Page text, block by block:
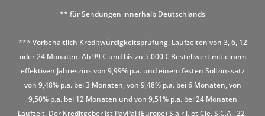
** für Sendungen innerhalb Deutschlands
*** Vorbehaltlich Kreditwürdigkeitsprüfung. Laufzeiten von 3, 6, 12
oder 24 Monaten. Ab 99 € und bis zu 5.000 € Bestellwert mit einem
effektiven Jahreszins von 9,99% p.a. und einem festen Sollzinssatz
von 9,48% p.a. bei 3 Monaten, von 9,48% p.a. bei 6 Monaten, von
9,50% p.a. bei 12 Monaten und von 9,51% p.a. bei 24 Monaten
Laufzeit. Der Kreditgeber ist PayPal (Europe) S.à r.l. et Cie, S.C.A., 22-